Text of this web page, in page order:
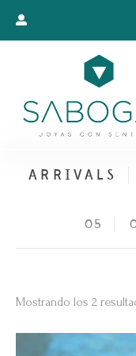
ARRIVALS
05
Mostrando los 2